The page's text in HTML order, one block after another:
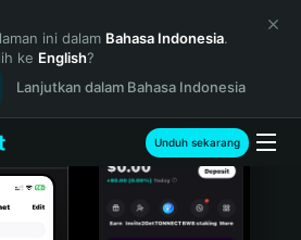
ini dalam Bahasa Indonesia.
ke English?
Lanjutkan dalam Bahasa Indonesia
Unduh sekarang